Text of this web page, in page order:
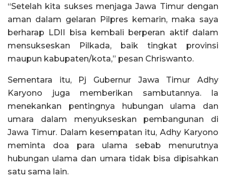
“Setelah kita sukses menjaga Jawa Timur dengan
aman dalam gelaran Pilpres kemarin, maka saya
berharap LDII bisa kembali berperan aktif dalam
mensukseskan Pilkada, baik tingkat provinsi
maupun kabupaten/kota,” pesan Chriswanto.
Sementara itu, Pj Gubernur Jawa Timur Adhy
Karyono juga memberikan sambutannya. Ia
menekankan pentingnya hubungan ulama dan
umara dalam menyukseskan pembangunan di
Jawa Timur. Dalam kesempatan itu, Adhy Karyono
meminta doa para ulama sebab menurutnya
hubungan ulama dan umara tidak bisa dipisahkan
satu sama lain.